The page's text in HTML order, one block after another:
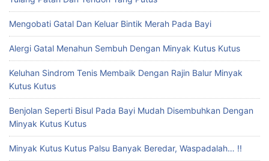
Mengobati Gatal Dan Keluar Bintik Merah Pada Bayi
Alergi Gatal Menahun Sembuh Dengan Minyak Kutus Kutus
Keluhan Sindrom Tenis Membaik Dengan Rajin Balur Minyak
Kutus Kutus
Benjolan Seperti Bisul Pada Bayi Mudah Disembuhkan Dengan
Minyak Kutus Kutus
Minyak Kutus Kutus Palsu Banyak Beredar, Waspadalah… !!